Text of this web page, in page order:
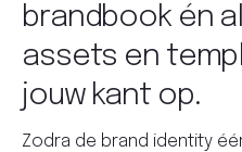
brandbook én
assets en
jouw kant op.
Zodra de brand identity